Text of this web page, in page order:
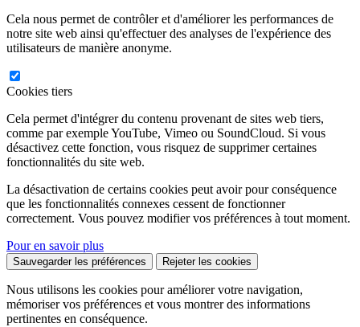
Cela nous permet de contrôler et d'améliorer les performances de
notre site web ainsi qu'effectuer des analyses de l'expérience des
utilisateurs de manière anonyme.
Cookies tiers
Cela permet d'intégrer du contenu provenant de sites web tiers,
comme par exemple YouTube, Vimeo ou SoundCloud. Si vous
désactivez cette fonction, vous risquez de supprimer certaines
fonctionnalités du site web.
La désactivation de certains cookies peut avoir pour conséquence
que les fonctionnalités connexes cessent de fonctionner
correctement. Vous pouvez modifier vos préférences à tout moment.
Pour en savoir plus
Sauvegarder les préférences Rejeter les cookies
Nous utilisons les cookies pour améliorer votre navigation,
mémoriser vos préférences et vous montrer des informations
pertinentes en conséquence.